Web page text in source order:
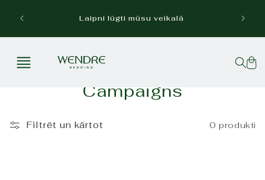
uz
saturu
Laipni lūgti mūsu veikalā
Grozs
K
l
Campaigns
Filtrēt un kārtot 0 produkti